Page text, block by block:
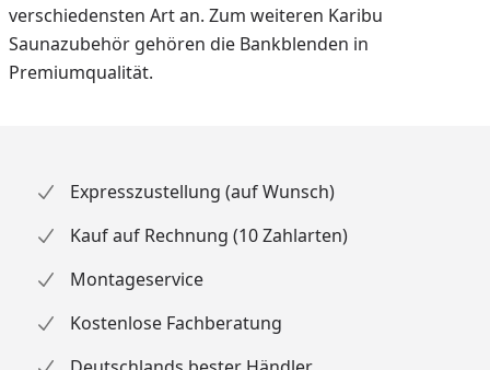
verschiedensten Art an. Zum weiteren Karibu
Saunazubehör gehören die Bankblenden in
Premiumqualität.
Expresszustellung (auf Wunsch)
Kauf auf Rechnung (10 Zahlarten)
Montageservice
Kostenlose Fachberatung